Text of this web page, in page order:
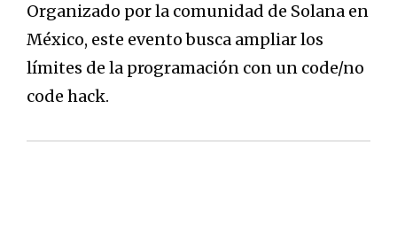
Organizado por la comunidad de Solana en
México, este evento busca ampliar los
límites de la programación con un code/no
code hack.